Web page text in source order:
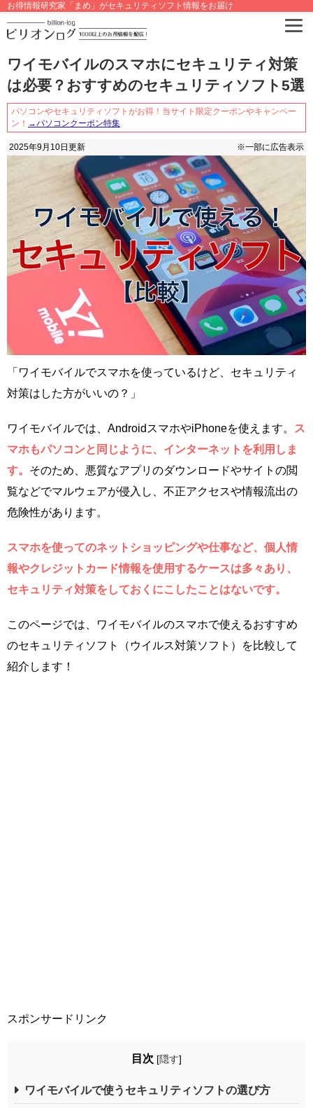
お得情報研究家「まめ」がセキュリティソフト情報をお届け
ワイモバイルのスマホにセキュリティ対策
は必要？おすすめのセキュリティソフト5選
パソコンやセキュリティソフトがお得！当サイト限定クーポンやキャンペー
ン！ →パソコンクーポン特集
2025年9月10日 更新 ※一部に広告表示
「ワイモバイルでスマホを使っているけど、セキュリティ
対策はした方がいいの？」
ワイモバイルでは、AndroidスマホやiPhoneを使えます。
ス
マホもパソコンと同じように、インターネットを利用しま
す。 そのため、悪質なアプリのダウンロードやサイトの閲
覧などでマルウェアが侵入し、不正アクセスや情報流出の
危険性があります。
スマホを使ってのネットショッピングや仕事など、個人情
報やクレジットカード情報を使用するケースは多々あり、
セキュリティ対策をしておくにこしたことはないです。
このページでは、ワイモバイルのスマホで使えるおすすめ
のセキュリティソフト（ウイルス対策ソフト）を比較して
紹介します！
スポンサードリンク
目次 [隠す]
ワイモバイルで使うセキュリティソフトの選び方